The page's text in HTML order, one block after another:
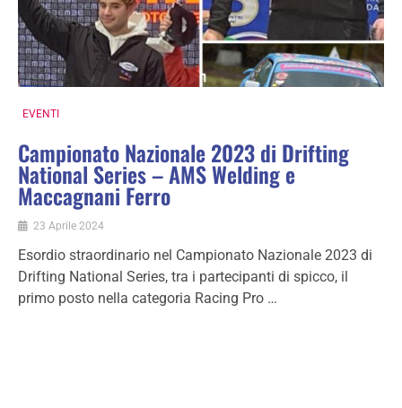
EVENTI
Campionato Nazionale 2023 di Drifting
National Series – AMS Welding e
Maccagnani Ferro
23 Aprile 2024
Esordio straordinario nel Campionato Nazionale 2023 di
Drifting National Series, tra i partecipanti di spicco, il
primo posto nella categoria Racing Pro …